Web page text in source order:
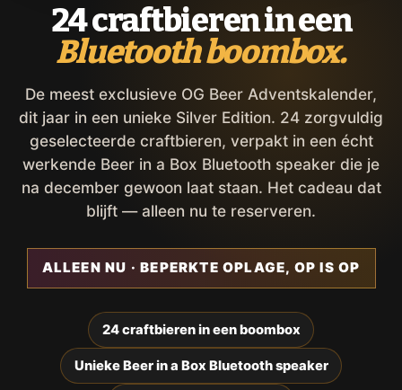
24 craftbieren in een
Bluetooth boombox.
De meest exclusieve OG Beer Adventskalender,
dit jaar in een unieke Silver Edition. 24 zorgvuldig
geselecteerde craftbieren, verpakt in een écht
werkende Beer in a Box Bluetooth speaker die je
na december gewoon laat staan. Het cadeau dat
blijft — alleen nu te reserveren.
ALLEEN NU · BEPERKTE OPLAGE, OP IS OP
24 craftbieren in een boombox
Unieke Beer in a Box Bluetooth speaker